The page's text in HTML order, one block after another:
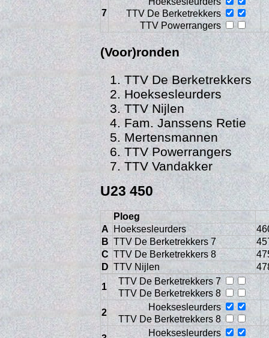
7
TTV De Berketrekkers
TTV Powerrangers
(Voor)ronden
TTV De Berketrekkers
Hoeksesleurders
TTV Nijlen
Fam. Janssens Retie
Mertensmannen
TTV Powerrangers
TTV Vandakker
U23 450
Ploeg
A
Hoeksesleurders
B TTV De Berketrekkers 7
C TTV De Berketrekkers 8
D TTV Nijlen
1
TTV De Berketrekkers 7
TTV De Berketrekkers 8
2
Hoeksesleurders
TTV De Berketrekkers 8
Hoeksesleurders